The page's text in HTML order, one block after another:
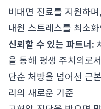
비대면 진료를 지원하
내원 스트레스를 최소
신뢰할 수 있는 파트너:
을 통해 평생 주치의로
단순 처방을 넘어선 근
리의 새로운 기준